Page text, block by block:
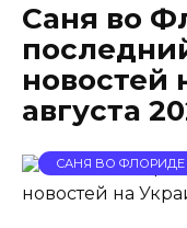
Саня во
новостей
августа
САНЯ ВО ФЛОРИДЕ